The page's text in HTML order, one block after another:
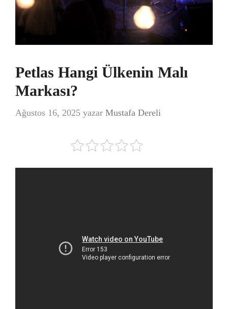
Petlas Hangi Ülkenin Malı
Markası?
Ağustos 16, 2025 yazar Mustafa Dereli